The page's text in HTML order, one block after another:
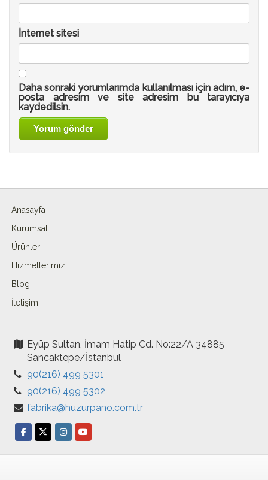
İnternet sitesi
Daha sonraki yorumlarımda kullanılması için adım, e-
posta adresim ve site adresim bu tarayıcıya
kaydedilsin.
Anasayfa
Kurumsal
Ürünler
Hizmetlerimiz
Blog
İletişim
Eyüp Sultan, İmam Hatip Cd. No:22/A 34885
Sancaktepe/İstanbul
90(216) 499 5301
90(216) 499 5302
fabrika@huzurpano.com.tr